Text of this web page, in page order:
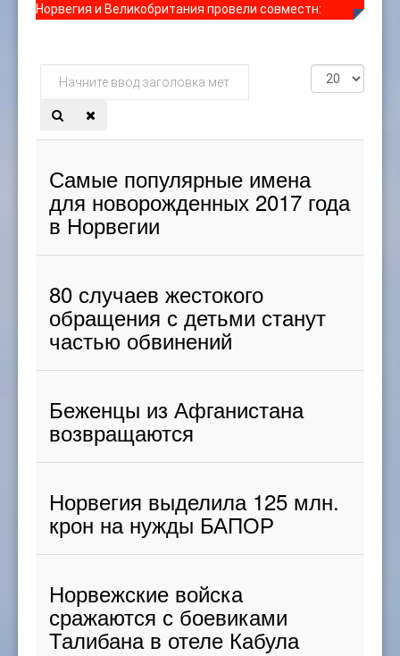
Норвегия и Великобритания провели совместн:
Начните
ввод
заголовка
метки
Кол-
во
Самые популярные имена
для новорожденных 2017 года
в Норвегии
80 случаев жестокого
обращения с детьми станут
частью обвинений
Беженцы из Афганистана
возвращаются
Норвегия выделила 125 млн.
крон на нужды БАПОР
Норвежские войска
сражаются с боевиками
Талибана в отеле Кабула